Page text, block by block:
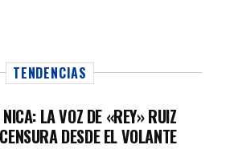
TENDENCIAS
LA VOZ DE «REY» RUIZ
DESDE EL VOLANTE